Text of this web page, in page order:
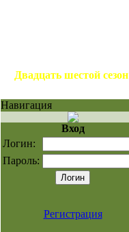
Двадцать шестой сезон
Навигация
Вход
Логин:
Пароль:
Регистрация